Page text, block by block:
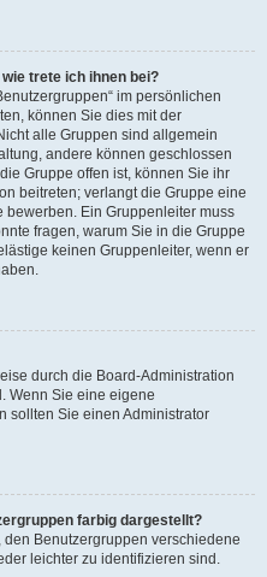
trete ich ihnen bei?
im persönlichen
können Sie dies mit der
alle Gruppen sind allgemein
andere können geschlossen
Gruppe offen ist, können Sie ihr
beitreten; verlangt die Gruppe eine
bewerben. Ein Gruppenleiter muss
fragen, warum Sie in die Gruppe
keinen Gruppenleiter, wenn er
durch die Board-Administration
Wenn Sie eine eigene
sollten Sie einen Administrator
farbig dargestellt?
Benutzergruppen verschiedene
leichter zu identifizieren sind.